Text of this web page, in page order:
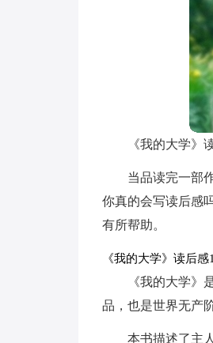
《我的大学》
当品读完一部
你真的会写读后感
有所帮助。
《我的大学》读后感1
《我的大学》
品，也是世界无产
本书描述了主